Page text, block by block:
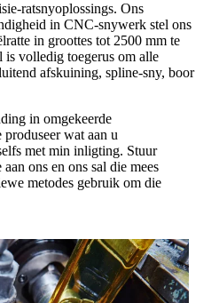
ratsnyoplossings. Ons
in CNC-snywerk stel ons
in groottes tot 2500 mm te
volledig toegerus om alle
afskuining, spline-sny, boor
in omgekeerde
produseer wat aan u
met min inligting. Stuur
ons en ons sal die mees
metodes gebruik om die